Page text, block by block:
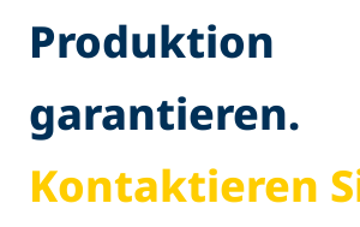
Produktion
garantieren.
Kontaktieren